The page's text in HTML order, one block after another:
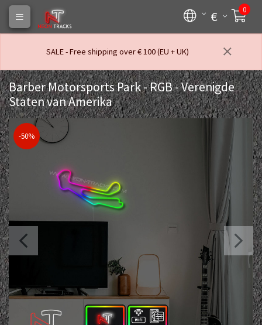
€ 0
SALE - Free shipping over € 100 (EU + UK)
Barber Motorsports Park - RGB - Verenigde
Staten van Amerika
-50%